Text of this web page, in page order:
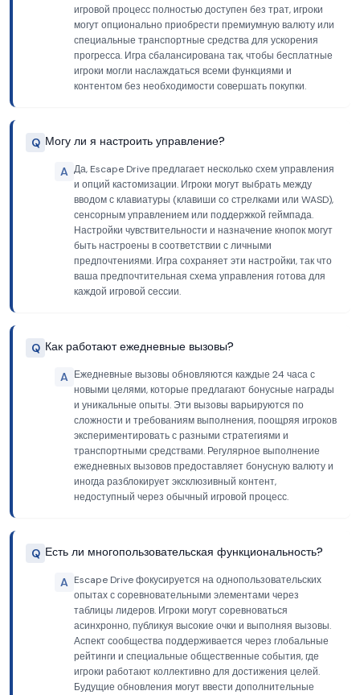
игровой процесс полностью доступен без трат, игроки
могут опционально приобрести премиумную валюту или
специальные транспортные средства для ускорения
прогресса. Игра сбалансирована так, чтобы бесплатные
игроки могли наслаждаться всеми функциями и
контентом без необходимости совершать покупки.
Q Могу ли я настроить управление?
A Да, Escape Drive предлагает несколько схем управления
и опций кастомизации. Игроки могут выбрать между
вводом с клавиатуры (клавиши со стрелками или WASD),
сенсорным управлением или поддержкой геймпада.
Настройки чувствительности и назначение кнопок могут
быть настроены в соответствии с личными
предпочтениями. Игра сохраняет эти настройки, так что
ваша предпочтительная схема управления готова для
каждой игровой сессии.
Q Как работают ежедневные вызовы?
A Ежедневные вызовы обновляются каждые 24 часа с
новыми целями, которые предлагают бонусные награды
и уникальные опыты. Эти вызовы варьируются по
сложности и требованиям выполнения, поощряя игроков
экспериментировать с разными стратегиями и
транспортными средствами. Регулярное выполнение
ежедневных вызовов предоставляет бонусную валюту и
иногда разблокирует эксклюзивный контент,
недоступный через обычный игровой процесс.
Q Есть ли многопользовательская функциональность?
A Escape Drive фокусируется на однопользовательских
опытах с соревновательными элементами через
таблицы лидеров. Игроки могут соревноваться
асинхронно, публикуя высокие очки и выполняя вызовы.
Аспект сообщества поддерживается через глобальные
рейтинги и специальные общественные события, где
игроки работают коллективно для достижения целей.
Будущие обновления могут ввести дополнительные